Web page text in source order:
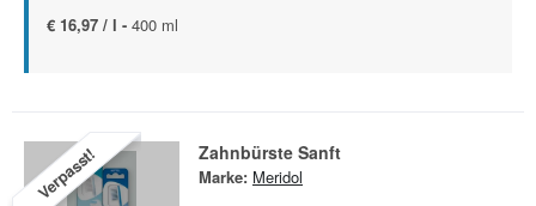
€ 16,97 / l - 400 ml
Verpasst! Zahnbürste Sanft
Marke: Meridol